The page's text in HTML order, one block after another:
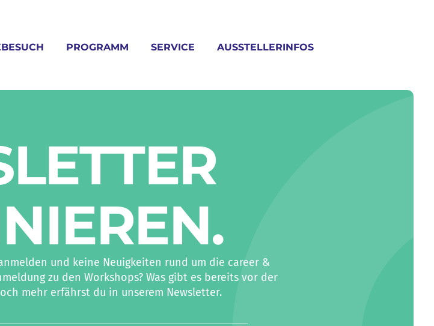
PROGRAMM SERVICE AUSSTELLERINFOS
.
und keine Neuigkeiten rund um die career &
zu den Workshops? Was gibt es bereits vor der
mehr erfährst du in unserem Newsletter.